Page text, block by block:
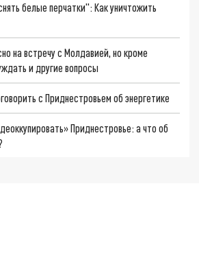
белые перчатки": Как уничтожить
на встречу с Молдавией, но кроме
и другие вопросы
с Приднестровьем об энергетике
Приднестровье: а что об